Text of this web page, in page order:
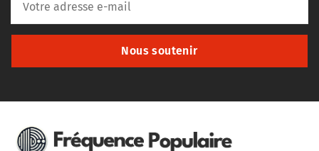
Nous soutenir